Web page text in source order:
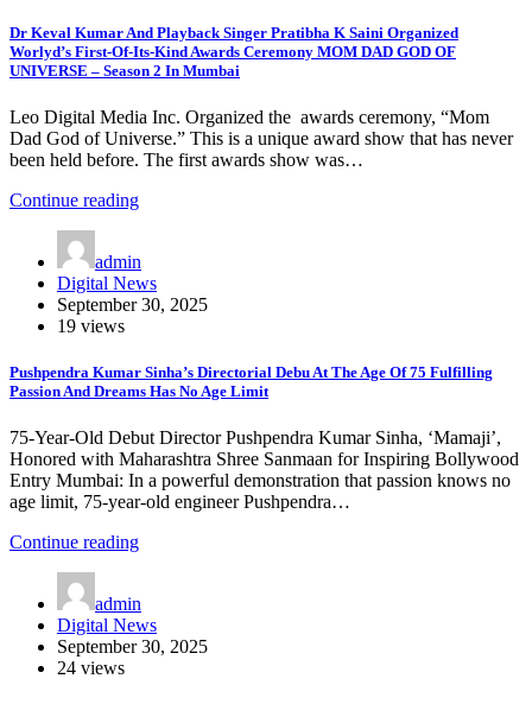
Dr Keval Kumar And Playback Singer Pratibha K Saini Organized
Worlyd’s First-Of-Its-Kind Awards Ceremony MOM DAD GOD OF
UNIVERSE – Season 2 In Mumbai
Leo Digital Media Inc. Organized the awards ceremony, “Mom
Dad God of Universe.” This is a unique award show that has never
been held before. The first awards show was…
Continue reading
admin
Digital News
September 30, 2025
19 views
Pushpendra Kumar Sinha’s Directorial Debu At The Age Of 75 Fulfilling
Passion And Dreams Has No Age Limit
75-Year-Old Debut Director Pushpendra Kumar Sinha, ‘Mamaji’,
Honored with Maharashtra Shree Sanmaan for Inspiring Bollywood
Entry ​Mumbai: In a powerful demonstration that passion knows no
age limit, 75-year-old engineer Pushpendra…
Continue reading
admin
Digital News
September 30, 2025
24 views